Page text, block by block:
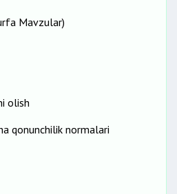
Mavzular)
olish
qonunchilik normalari